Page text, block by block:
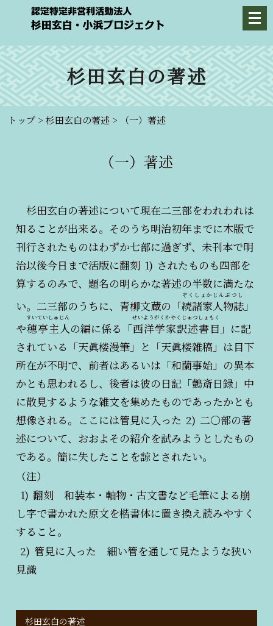
杉田玄白の著述
トップ >杉田玄白の著述 > （一）著述
（一）著述
杉田玄白の著述について現在二三部をわれわれは
知ることが出来る。そのうち明治初年までに木版で
刊行されたものはわずか七部に過ぎず、未刊本で明
治以後今日まで活版に翻刻 1) されたものも四部を
算するのみで、題名の明らかな著述の半数に満たな
い。二三部のうちに、青柳文蔵の「続諸家人物誌
ぞくしょかじんぶつし
」
や穂亭主人
すいていしゅじん
の編に係る「西洋学家訳述書目
せいようがくかやくじゅつしょもく
」に記
されている「天眞楼漫筆」と「天眞楼雑稿」は目下
所在が不明で、前者はあるいは「和蘭事始」の異本
かとも思われるし、後者は彼の日記「鷧斎日録」中
に散見するような雑文を集めたものであったかとも
想像される。ここには管見に入った 2) 二〇部の著
述について、おおよその紹介を試みようとしたもの
である。簡に失したことを諒とされたい。
（注）
1) 翻刻 和装本・軸物・古文書など毛筆による崩
し字で書かれた原文を楷書体に置き換え読みやすく
すること。
2) 管見に入った 細い管を通して見たような狭い
見識
杉田玄白の著述